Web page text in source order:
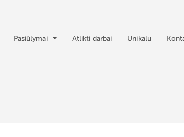
Pasiūlymai Atlikti darbai Unikalu